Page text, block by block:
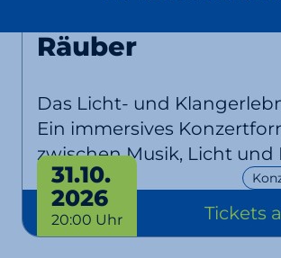
Räuber
Das Licht- und
Ein immersives
zwischen Musik, Licht und
31.10.
2026
20:00 Uhr Tickets